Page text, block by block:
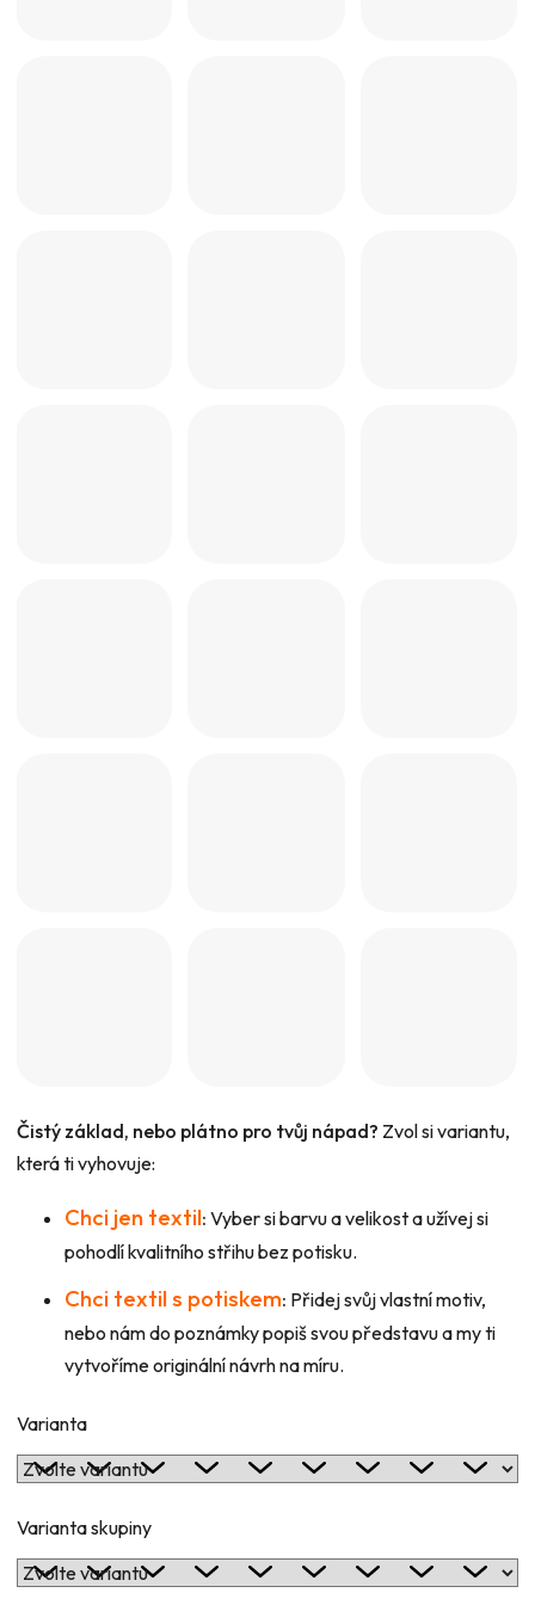
Čistý základ, nebo plátno pro tvůj nápad? Zvol si variantu,
která ti vyhovuje:
Chci jen textil: Vyber si barvu a velikost a užívej si
pohodlí kvalitního střihu bez potisku.
Chci textil s potiskem: Přidej svůj vlastní motiv,
nebo nám do poznámky popiš svou představu a my ti
vytvoříme originální návrh na míru.
Varianta
Varianta skupiny